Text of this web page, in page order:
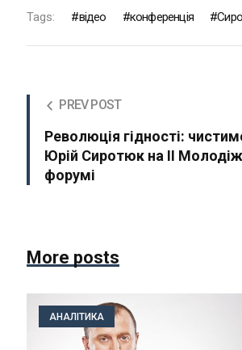
Tags: відео конференція
PREV POST
Революція гідності:
Юрій Сиротюк на II
форумі
More posts
АНАЛІТИКА